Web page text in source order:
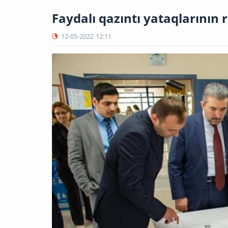
Faydalı qazıntı
12-05-2022 12:11